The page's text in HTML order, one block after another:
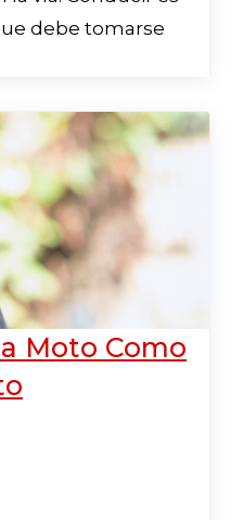
debe tomarse
Moto Como